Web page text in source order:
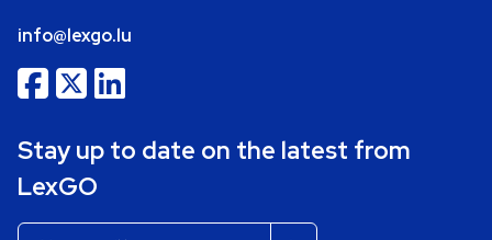
info@lexgo.lu
Stay up to date on the latest from
LexGO